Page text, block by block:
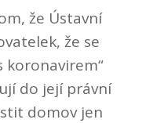
že Ústavní
že se
koronavirem“
do její právní
domov jen